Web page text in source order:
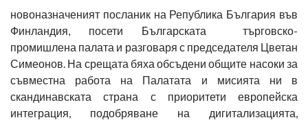
новоназначеният посланик на Република България във
Финландия, посети Българската търговско-
промишлена палата и разговаря с председателя Цветан
Симеонов. На срещата бяха обсъдени общите насоки за
съвместна работа на Палатата и мисията ни в
скандинавската страна с приоритети европейска
интеграция, подобряване на дигитализацията,